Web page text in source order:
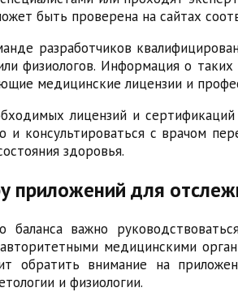
быть проверена на сайтах
разработчиков
физиологов. Информация о
медицинские лицензии и
лицензий и
консультироваться с врачом
здоровья.
приложений для
важно
медицинскими
обратить внимание на
и физиологии.